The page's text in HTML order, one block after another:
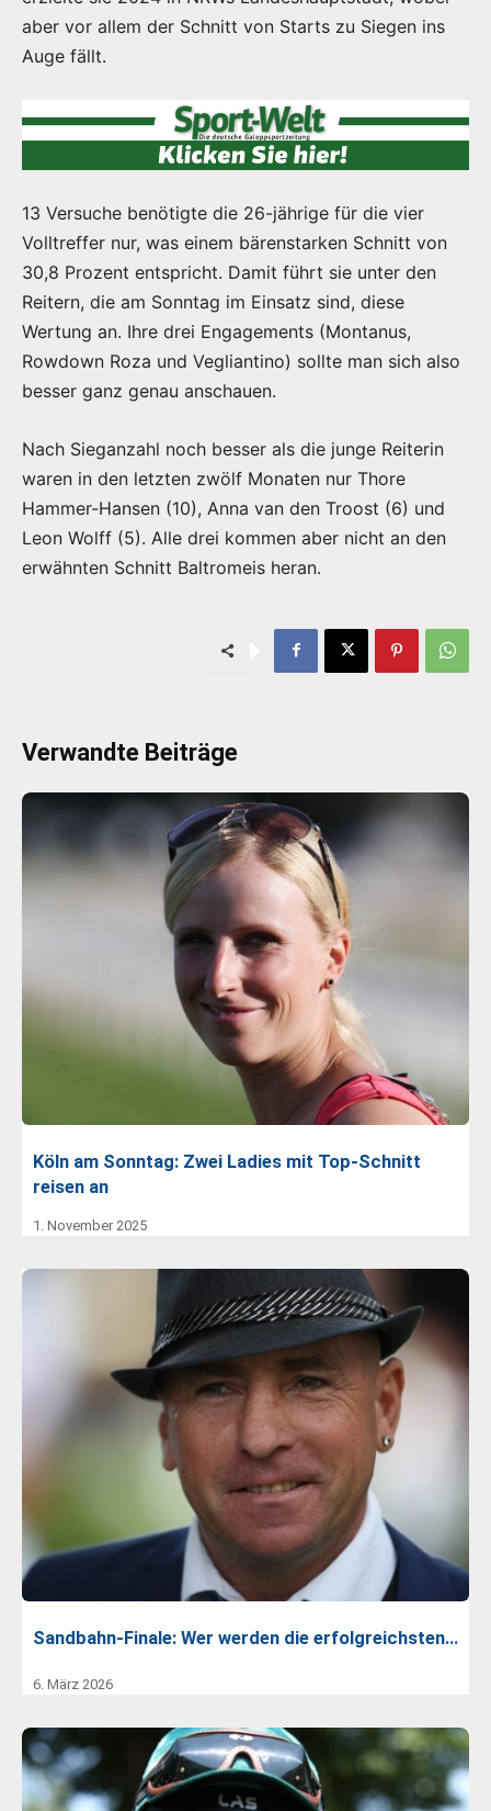
aber vor allem der Schnitt von Starts zu Siegen ins
Auge fällt.
13 Versuche benötigte die 26-jährige für die vier
Volltreffer nur, was einem bärenstarken Schnitt von
30,8 Prozent entspricht. Damit führt sie unter den
Reitern, die am Sonntag im Einsatz sind, diese
Wertung an. Ihre drei Engagements (Montanus,
Rowdown Roza und Vegliantino) sollte man sich also
besser ganz genau anschauen.
Nach Sieganzahl noch besser als die junge Reiterin
waren in den letzten zwölf Monaten nur Thore
Hammer-Hansen (10), Anna van den Troost (6) und
Leon Wolff (5). Alle drei kommen aber nicht an den
erwähnten Schnitt Baltromeis heran.
Verwandte Beiträge
Köln am Sonntag: Zwei Ladies mit Top-Schnitt
reisen an
1. November 2025
Sandbahn-Finale: Wer werden die erfolgreichsten…
6. März 2026